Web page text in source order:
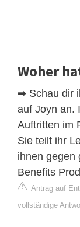
Woher
➡ Schau dir
auf Joyn an.
Auftritten im
Sie teilt ihr
ihnen gegen
Benefits
Antrag auf
vollständige